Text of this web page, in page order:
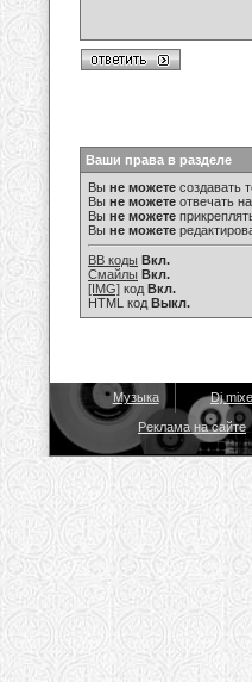
Ваши права в разделе
Вы не можете создавать
Вы не можете отвечать
Вы не можете
Вы не можете
BB коды Вкл.
Смайлы Вкл.
[IMG] код Вкл.
HTML код Выкл.
Музыка Dj
Реклама на сайте